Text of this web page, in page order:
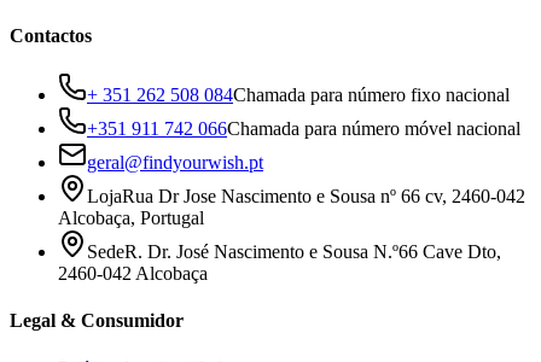
Contactos
+ 351 262 508 084Chamada para número fixo nacional
+351 911 742 066Chamada para número móvel nacional
geral@findyourwish.pt
LojaRua Dr Jose Nascimento e Sousa nº 66 cv, 2460-042
Alcobaça, Portugal
SedeR. Dr. José Nascimento e Sousa N.º66 Cave Dto,
2460-042 Alcobaça
Legal & Consumidor